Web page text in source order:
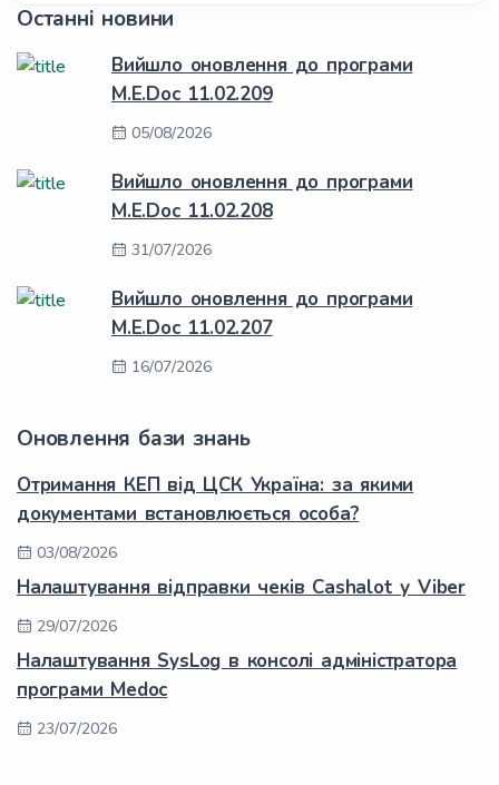
Останні новини
Вийшло оновлення до програми
M.E.Doc 11.02.209
05/08/2026
Вийшло оновлення до програми
M.E.Doc 11.02.208
31/07/2026
Вийшло оновлення до програми
M.E.Doc 11.02.207
16/07/2026
Оновлення бази знань
Отримання КЕП від ЦСК Україна: за якими
документами встановлюється особа?
03/08/2026
Налаштування відправки чеків Cashalot у Viber
29/07/2026
Налаштування SysLog в консолі адміністратора
програми Medoc
23/07/2026